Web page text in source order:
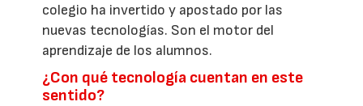
colegio ha invertido y apostado por las
nuevas tecnologías. Son el motor del
aprendizaje de los alumnos.
¿Con qué tecnología cuentan en este
sentido?